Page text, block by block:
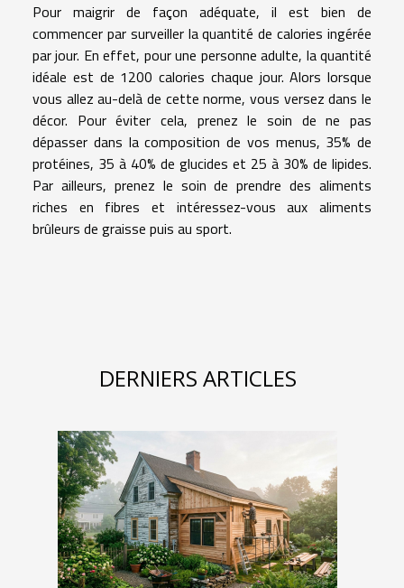
Pour maigrir de façon adéquate, il est bien de
commencer par surveiller la quantité de calories ingérée
par jour. En effet, pour une personne adulte, la quantité
idéale est de 1200 calories chaque jour. Alors lorsque
vous allez au-delà de cette norme, vous versez dans le
décor. Pour éviter cela, prenez le soin de ne pas
dépasser dans la composition de vos menus, 35% de
protéines, 35 à 40% de glucides et 25 à 30% de lipides.
Par ailleurs, prenez le soin de prendre des aliments
riches en fibres et intéressez-vous aux aliments
brûleurs de graisse puis au sport.
DERNIERS ARTICLES